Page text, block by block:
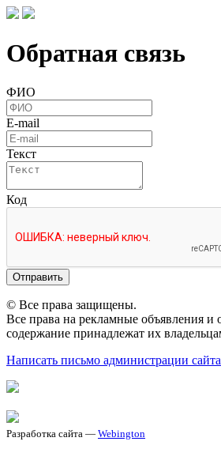
Обратная связь
ФИО
E-mail
Текст
Код
Отправить
© Все права защищены.
Все права на рекламные объявления и
содержание принадлежат их
Написать письмо администрации сайта
Разработка сайта — Webington